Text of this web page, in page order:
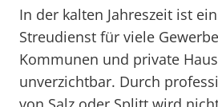
In der kalten Jahreszeit ist
Streudienst für viele
Kommunen und private
unverzichtbar. Durch